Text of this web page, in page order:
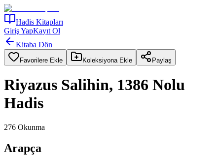
Hadis Kitapları
Giriş YapKayıt Ol
Kitaba Dön
Favorilere Ekle Koleksiyona Ekle Paylaş
Riyazus Salihin, 1386 Nolu
Hadis
276 Okunma
Arapça